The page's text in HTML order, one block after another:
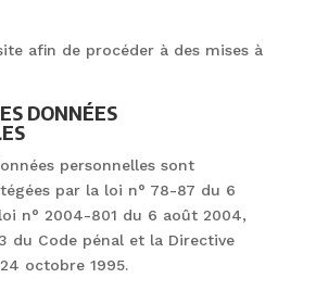
afin de procéder à des mises à
DONNÉES
personnelles sont
par la loi n° 78-87 du 6
n° 2004-801 du 6 août 2004,
du Code pénal et la Directive
octobre 1995.